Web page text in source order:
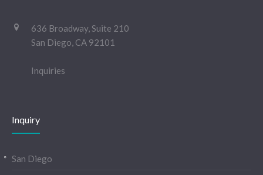
636 Broadway, Suite 210
San Diego, CA 92101
Inquiries
Inquiry
San Diego